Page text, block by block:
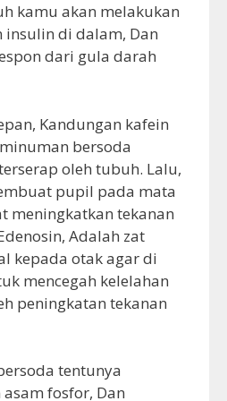
kamu akan melakukan
di dalam, Dan
dari gula darah
Kandungan kafein
bersoda
oleh tubuh. Lalu,
pupil pada mata
meningkatkan tekanan
Adalah zat
kepada otak agar di
mencegah kelelahan
peningkatan tekanan
tentunya
fosfor, Dan